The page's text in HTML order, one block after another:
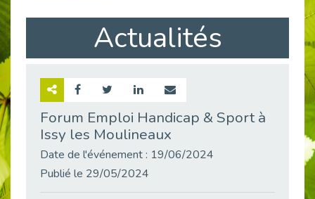
Aborder l'entretien et la situation de handicap en toute confiance
Publié le 09/06/2026
Retour sur l’atelier « Optimiser sa recherche d’emploi »
Actualités
Forum Emploi Handicap & Sport à
Issy les Moulineaux
Date de l'événement : 19/06/2024
Publié le 29/05/2024